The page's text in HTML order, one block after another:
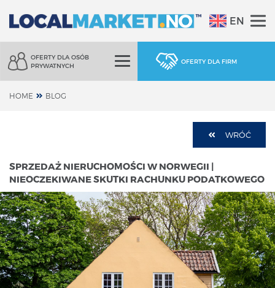
EN
OFERTY DLA OSÓB
PRYWATNYCH
OFERTY DLA FIRM
HOME BLOG
WRÓĆ
SPRZEDAŻ NIERUCHOMOŚCI W NORWEGII |
NIEOCZEKIWANE SKUTKI RACHUNKU PODATKOWEGO